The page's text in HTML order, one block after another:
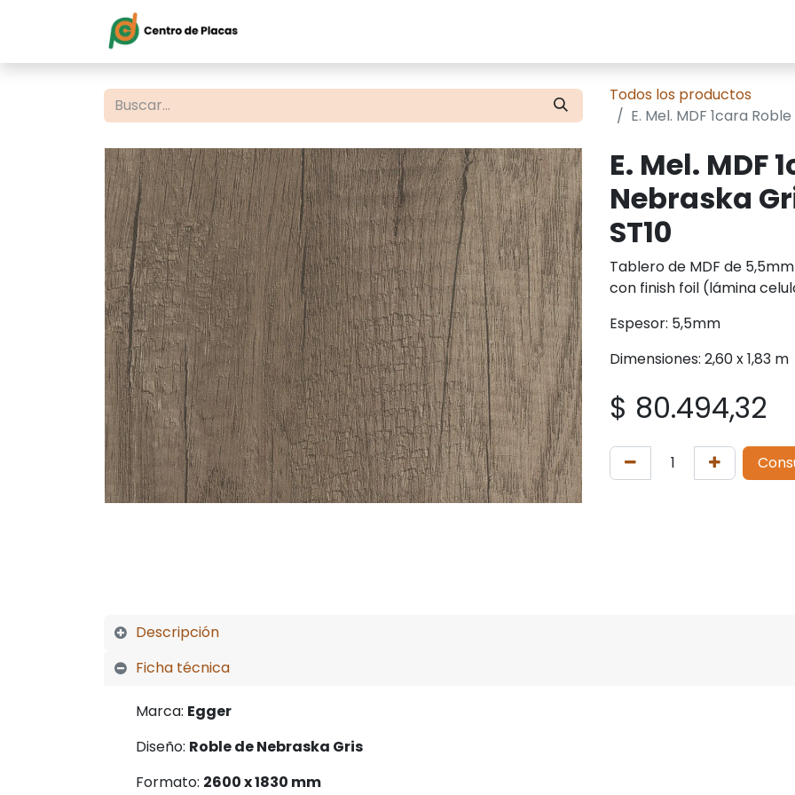
Todos los productos
E. Mel. MDF 1cara
E. Mel. MDF
Nebraska
ST10
Tablero de MDF de
con finish foil (lámina
Espesor: 5,5mm
Dimensiones: 2,60 x 1,83 m
$ 80.494,32
Descripción
Ficha técnica
Marca: Egger
Diseño: Roble de Nebraska Gris
Formato: 2600 x 1830 mm